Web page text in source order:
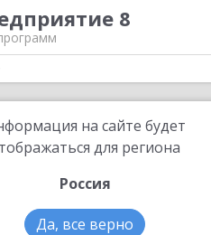
8
на сайте будет
для региона
Россия
Да, все верно
1C-Store
1C-Store